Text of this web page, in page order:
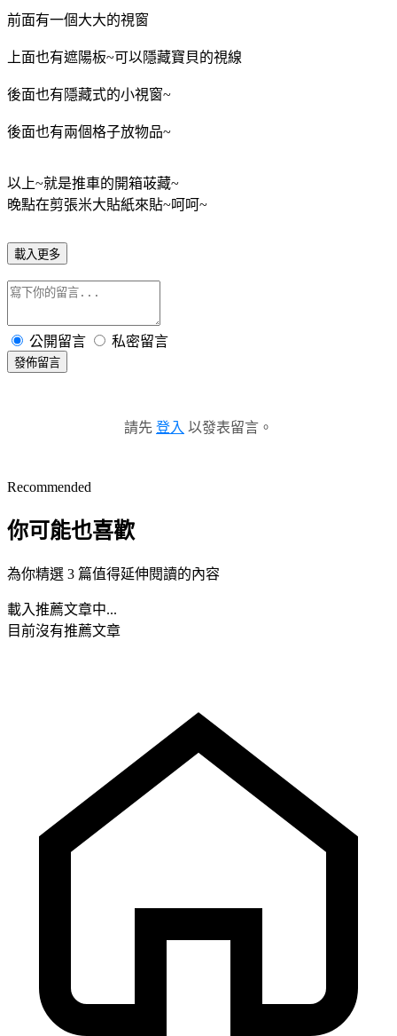
前面有一個大大的視窗
上面也有遮陽板~可以隱藏寶貝的視線
後面也有隱藏式的小視窗~
後面也有兩個格子放物品~
以上~就是推車的開箱荍藏~
晚點在剪張米大貼紙來貼~呵呵~
載入更多
公開留言 私密留言
發佈留言
請先 登入 以發表留言。
Recommended
你可能也喜歡
為你精選 3 篇值得延伸閱讀的內容
載入推薦文章中...
目前沒有推薦文章